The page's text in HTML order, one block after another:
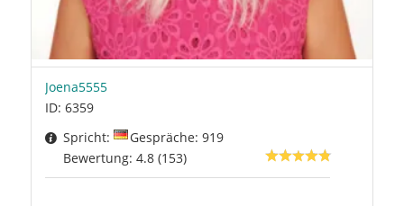
Joena5555
ID: 6359
Spricht:
Gespräche: 919
Bewertung: 4.8 (153)